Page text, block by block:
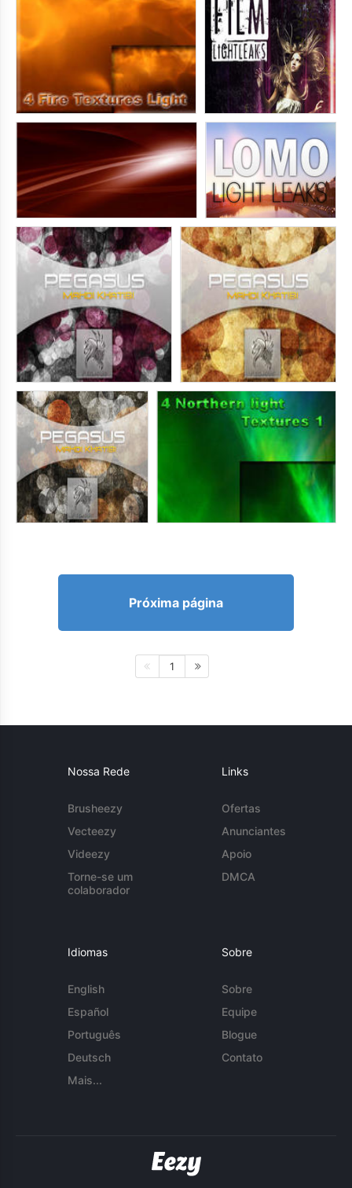
Próxima página
1
Nossa Rede
Brusheezy
Vecteezy
Videezy
Torne-se um
colaborador
Links
Ofertas
Anunciantes
Apoio
DMCA
Idiomas
English
Español
Português
Deutsch
Mais...
Sobre
Sobre
Equipe
Blogue
Contato